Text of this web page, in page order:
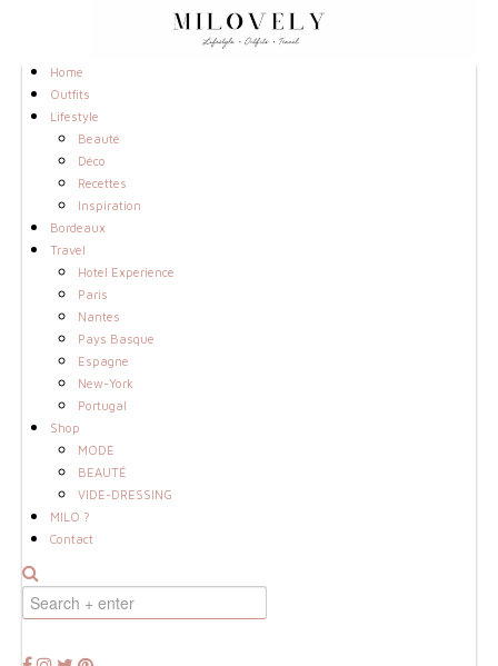
Home
Outfits
Lifestyle
Beauté
Déco
Recettes
Inspiration
Bordeaux
Travel
Hotel Experience
Paris
Nantes
Pays Basque
Espagne
New-York
Portugal
Shop
MODE
BEAUTÉ
VIDE-DRESSING
MILO ?
Contact